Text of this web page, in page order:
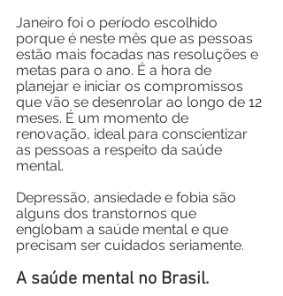
Janeiro foi o período escolhido
porque é neste mês que as pessoas
estão mais focadas nas resoluções e
metas para o ano. É a hora de
planejar e iniciar os compromissos
que vão se desenrolar ao longo de 12
meses. É um momento de
renovação, ideal para conscientizar
as pessoas a respeito da saúde
mental.
Depressão, ansiedade e fobia são
alguns dos transtornos que
englobam a saúde mental e que
precisam ser cuidados seriamente.
A saúde mental no Brasil.